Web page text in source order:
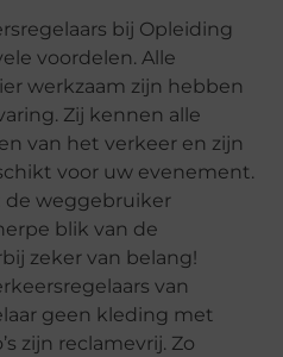
bij Opleiding
voordelen. Alle
werkzaam zijn hebben
Zij kennen alle
van het verkeer en zijn
voor uw evenement.
de weggebruiker
blik van de
zeker van belang!
van
geen kleding met
zijn reclamevrij. Zo